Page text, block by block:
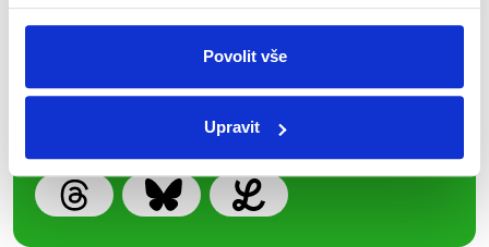
Povolit vše
Upravit
z Demagog.cz. Sdílením našich
příspěvků přátelům podpoříte naši
práci.